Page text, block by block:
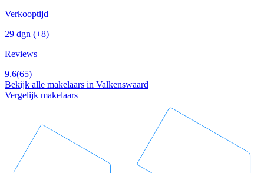
Verkooptijd
29 dgn (+8)
Reviews
9.6(65)
Bekijk alle makelaars in Valkenswaard
Vergelijk makelaars